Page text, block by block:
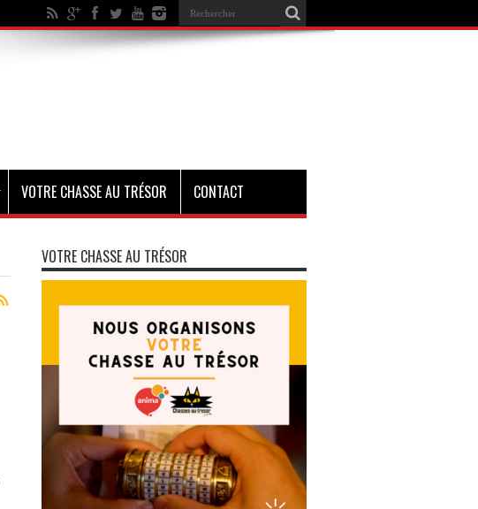
VOTRE CHASSE AU TRÉSOR CONTACT
VOTRE CHASSE AU TRÉSOR